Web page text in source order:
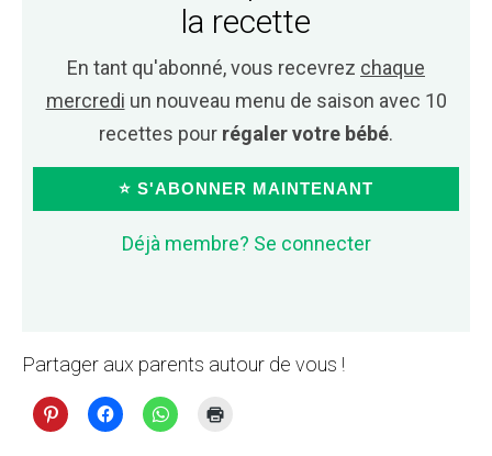
la recette
En tant qu'abonné, vous recevrez chaque
mercredi un nouveau menu de saison avec 10
recettes pour régaler votre bébé.
⭐ S'ABONNER MAINTENANT
Déjà membre? Se connecter
Partager aux parents autour de vous !